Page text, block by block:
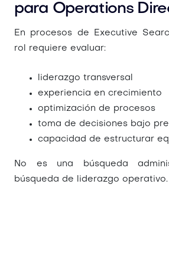
para Operations
En procesos de Executive
rol requiere evaluar:
liderazgo transversal
experiencia en crecimiento
optimización de procesos
toma de decisiones bajo
capacidad de estructurar
No es una búsqueda
búsqueda de liderazgo operativo.